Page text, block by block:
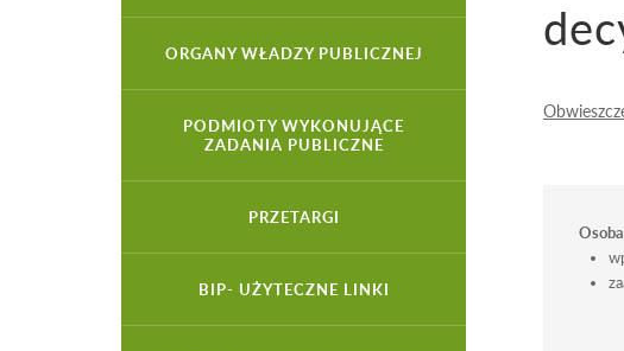
ORGANY WŁADZY PUBLICZNEJ
PODMIOTY WYKONUJĄCE
ZADANIA PUBLICZNE
PRZETARGI
BIP- UŻYTECZNE LINKI